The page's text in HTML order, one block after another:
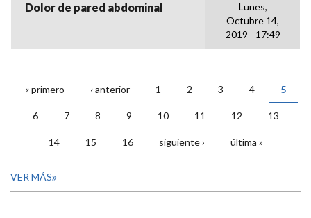
Dolor de pared abdominal
Lunes,
Octubre 14,
2019 - 17:49
PÁGINAS
« primero ‹ anterior 1 2 3 4 5
6 7 8 9 10 11 12 13
14 15 16 siguiente › última »
VER MÁS